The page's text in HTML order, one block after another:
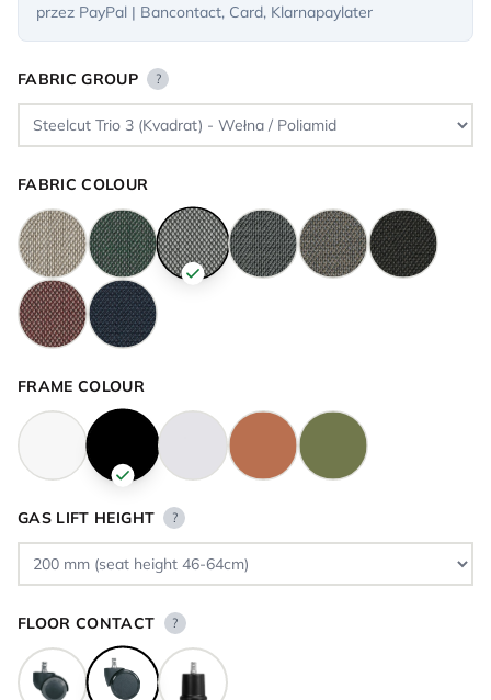
przez PayPal | Bancontact, Card, Klarnapaylater
FABRIC GROUP ?
FABRIC COLOUR
FRAME COLOUR
GAS LIFT HEIGHT ?
FLOOR CONTACT ?